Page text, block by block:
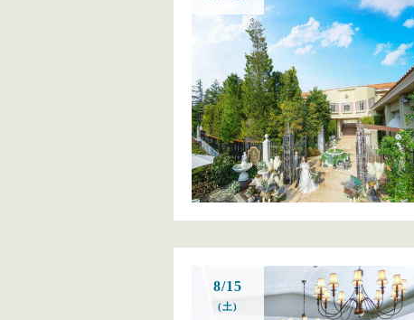
8/15
(土)